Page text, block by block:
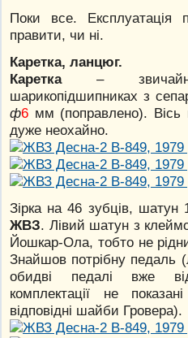
Поки все. Експлуатація
правити, чи ні.
Каретка, ланцюг.
Каретка–
шарикопідшипниках з
ф6 мм (поправлено).
дуже неохайно.
Зірка на 46 зубців,
ЖВЗ. Лівий шатун з
Йошкар-Ола, тобто не
Знайшов потрібну педаль
обидві педалі вже
комплектації не
відповідні шайби Гровера).